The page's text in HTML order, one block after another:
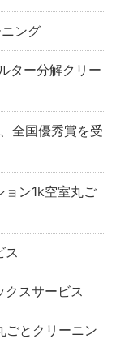
ング
ター分解クリー
全国優秀賞を受
ン1k空室丸ご
ス
スサービス
ごとクリーニン